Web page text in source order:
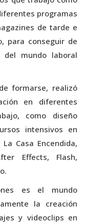
programas
de tarde e
para conseguir de
mundo laboral
formarse, realizó
en diferentes
como diseño
intensivos en
Casa Encendida,
Effects, Flash,
es el mundo
la creación
y videoclips en